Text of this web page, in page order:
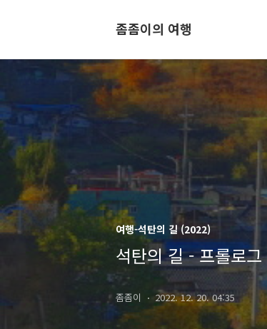
좀좀이의 여행
여행-석탄의 길 (2022)
석탄의 길 - 프롤로그
좀좀이 2022. 12. 20. 04:35